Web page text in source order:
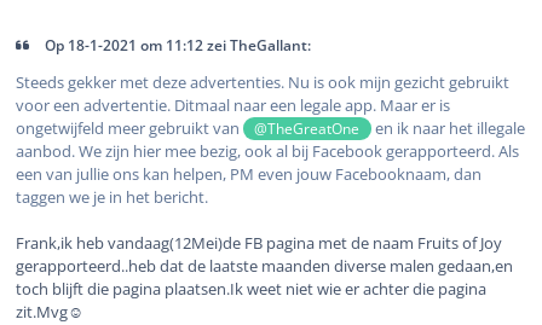
Op 18-1-2021 om 11:12 zei TheGallant:
Steeds gekker met deze advertenties. Nu is ook mijn gezicht gebruikt
voor een advertentie. Ditmaal naar een legale app. Maar er is
ongetwijfeld meer gebruikt van
@TheGreatOne
en ik naar het illegale
aanbod. We zijn hier mee bezig, ook al bij Facebook gerapporteerd. Als
een van jullie ons kan helpen, PM even jouw Facebooknaam, dan
taggen we je in het bericht.
Frank,ik heb vandaag(12Mei)de FB pagina met de naam Fruits of Joy
gerapporteerd..heb dat de laatste maanden diverse malen gedaan,en
toch blijft die pagina plaatsen.Ik weet niet wie er achter die pagina
zit.Mvg☺